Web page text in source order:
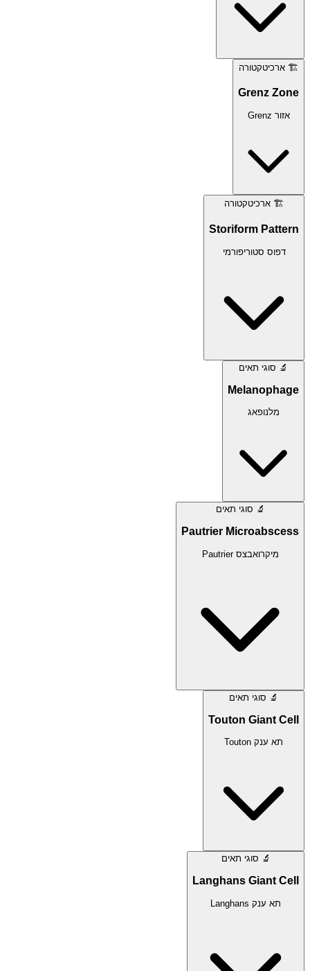
🏗️ ארכיטקטורה
Grenz Zone
אזור Grenz
🏗️ ארכיטקטורה
Storiform Pattern
דפוס סטוריפורמי
🔬 סוגי תאים
Melanophage
מלנופאג
🔬 סוגי תאים
Pautrier Microabscess
מיקרואבצס Pautrier
🔬 סוגי תאים
Touton Giant Cell
תא ענק Touton
🔬 סוגי תאים
Langhans Giant Cell
תא ענק Langhans